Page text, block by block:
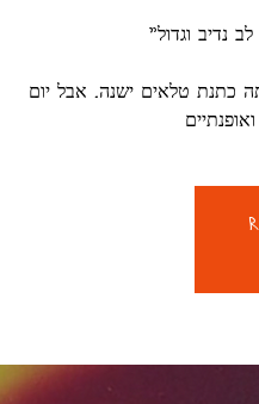
"פשוט ענק" הוא סיפור על ענק מקסים עם לב נדיב וגדול.
כתנת טלאים ישנה. אבל יום